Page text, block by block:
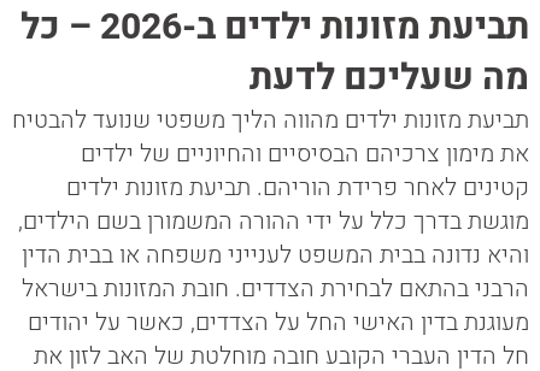
תביעת מזונות ילדים ב-2026 – כל
מה שעליכם לדעת
תביעת מזונות ילדים מהווה הליך משפטי שנועד להבטיח
את מימון צרכיהם הבסיסיים והחיוניים של ילדים
קטינים לאחר פרידת הוריהם. תביעת מזונות ילדים
מוגשת בדרך כלל על ידי ההורה המשמורן בשם הילדים,
והיא נדונה בבית המשפט לענייני משפחה או בבית הדין
הרבני בהתאם לבחירת הצדדים. חובת המזונות בישראל
מעוגנת בדין האישי החל על הצדדים, כאשר על יהודים
חל הדין העברי הקובע חובה מוחלטת של האב לזון את